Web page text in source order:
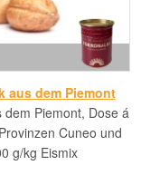
aus dem Piemont
Piemont, Dose á
Cuneo und
g/kg Eismix